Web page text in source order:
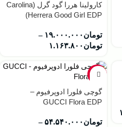
کارولینا هررا گود گرل (Carolina
Herrera Good Girl EDP)
تومان ۱۹.۰۰۰.۰۰۰ –
تومان ۱.۱۶۳.۸۰۰
-1%
گوچی فلورا ادوپرفیوم –
GUCCI Flora EDP
تومان ۵۴.۵۴۰.۰۰۰ –